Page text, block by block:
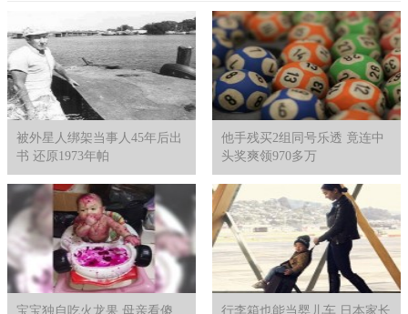
被外星人绑架当事人45年后出
书 还原1973年帕
他手残买2组同号乐透 竟连中
头奖爽领970多万
宝宝独自吃火龙果 母亲看傻 行李箱也能当婴儿车 日本家长